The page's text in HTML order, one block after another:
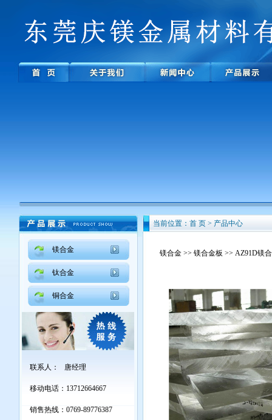
镁合金
钛合金
铜合金
联系人： 唐经理
移动电话：13712664667
销售热线：0769-89776387
当前位置：首 页 > 产品中心
镁合金 >> 镁合金板 >> AZ91D镁